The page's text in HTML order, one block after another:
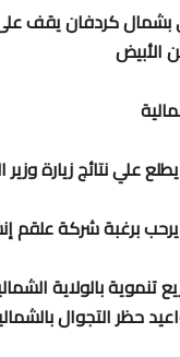
بشمال كردفان يقف
الأبيض
علي نتائج زيارة
يرحب برغبة شركة علقم
تنموية بالولاية
حظر التجوال